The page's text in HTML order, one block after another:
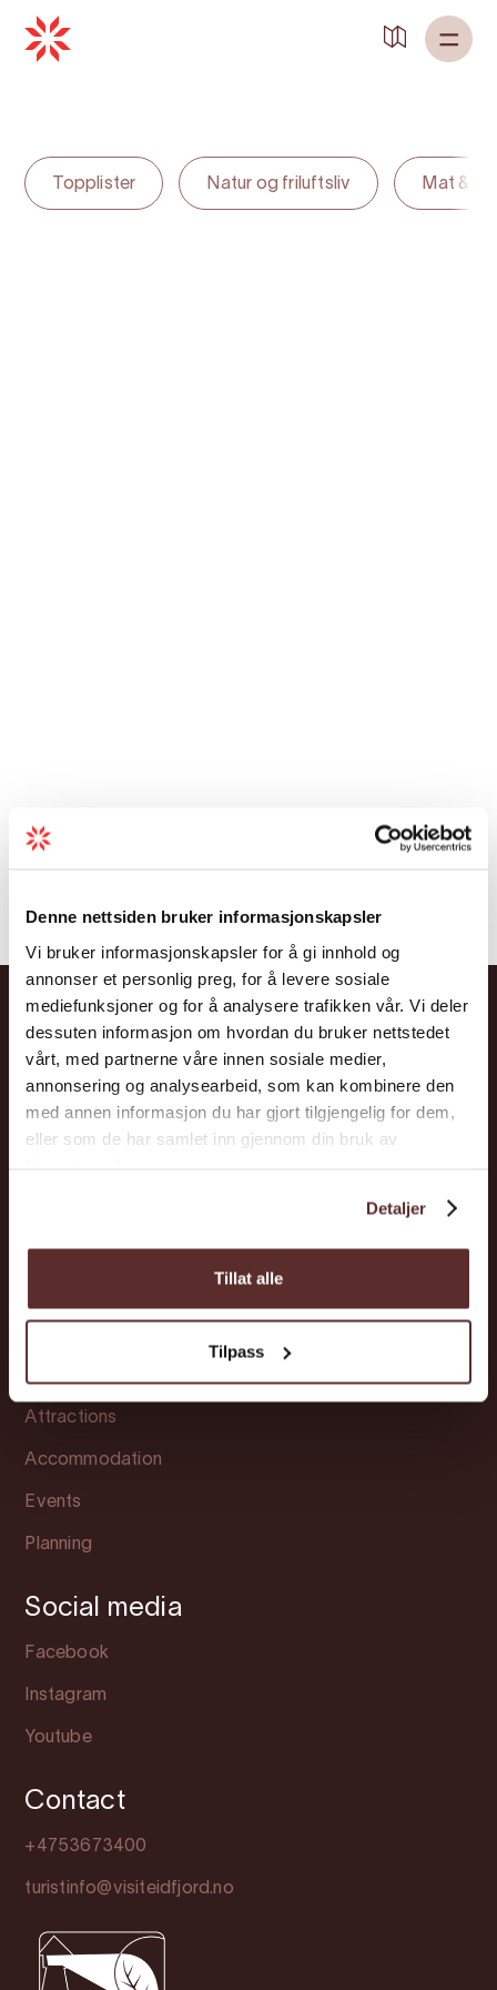
Denne nettsiden bruker informasjonskapsler
Vi bruker informasjonskapsler for å gi innhold og
annonser et personlig preg, for å levere sosiale
mediefunksjoner og for å analysere trafikken vår. Vi deler
dessuten informasjon om hvordan du bruker nettstedet
vårt, med partnerne våre innen sosiale medier,
annonsering og analysearbeid, som kan kombinere den
med annen informasjon du har gjort tilgjengelig for dem,
eller som de har samlet inn gjennom din bruk av
Detaljer
Tillat alle
Tilpass
Topplister Natur og friluftsliv Mat &
Hardanger
Attractions
Accommodation
Cookie consent
Attractions
Accommodation
Events
Planning
Social media
Facebook
Instagram
Youtube
Contact
+4753673400
turistinfo@visiteidfjord.no